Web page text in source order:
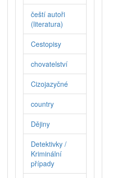
čeští autoři
(literatura)
Cestopisy
chovatelství
Cizojazyčné
country
Dějiny
Detektivky /
Kriminální
případy